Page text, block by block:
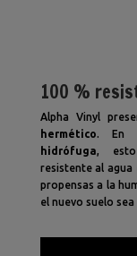
100 %
Alpha Vinyl
hermético. En
hidrófuga, esto
resistente al agua
propensas a la
el nuevo suelo